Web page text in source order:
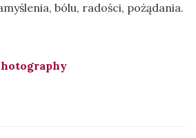
bólu, radości, pożądania.